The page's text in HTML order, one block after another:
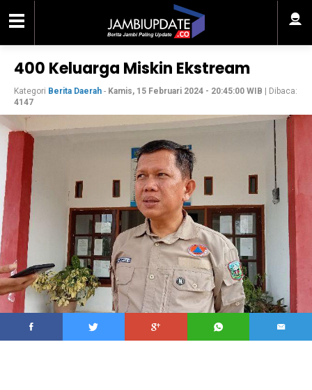
400 Keluarga Miskin Ekstream
Kategori Berita Daerah - Kamis, 15 Februari 2024 - 20:45:00 WIB | Dibaca:
4147